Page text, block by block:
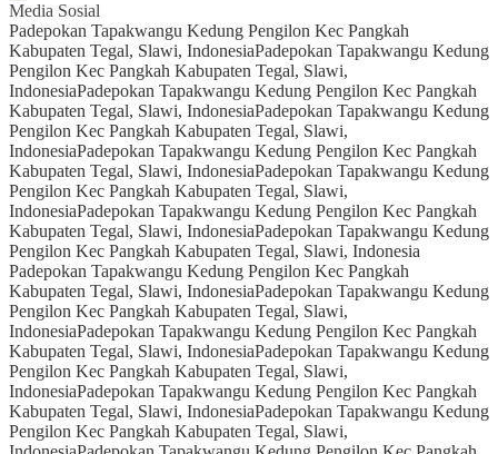
Media Sosial
Padepokan Tapakwangu Kedung Pengilon Kec Pangkah
Kabupaten Tegal, Slawi, IndonesiaPadepokan Tapakwangu Kedung
Pengilon Kec Pangkah Kabupaten Tegal, Slawi,
IndonesiaPadepokan Tapakwangu Kedung Pengilon Kec Pangkah
Kabupaten Tegal, Slawi, IndonesiaPadepokan Tapakwangu Kedung
Pengilon Kec Pangkah Kabupaten Tegal, Slawi,
IndonesiaPadepokan Tapakwangu Kedung Pengilon Kec Pangkah
Kabupaten Tegal, Slawi, IndonesiaPadepokan Tapakwangu Kedung
Pengilon Kec Pangkah Kabupaten Tegal, Slawi,
IndonesiaPadepokan Tapakwangu Kedung Pengilon Kec Pangkah
Kabupaten Tegal, Slawi, IndonesiaPadepokan Tapakwangu Kedung
Pengilon Kec Pangkah Kabupaten Tegal, Slawi, Indonesia
Padepokan Tapakwangu Kedung Pengilon Kec Pangkah
Kabupaten Tegal, Slawi, IndonesiaPadepokan Tapakwangu Kedung
Pengilon Kec Pangkah Kabupaten Tegal, Slawi,
IndonesiaPadepokan Tapakwangu Kedung Pengilon Kec Pangkah
Kabupaten Tegal, Slawi, IndonesiaPadepokan Tapakwangu Kedung
Pengilon Kec Pangkah Kabupaten Tegal, Slawi,
IndonesiaPadepokan Tapakwangu Kedung Pengilon Kec Pangkah
Kabupaten Tegal, Slawi, IndonesiaPadepokan Tapakwangu Kedung
Pengilon Kec Pangkah Kabupaten Tegal, Slawi,